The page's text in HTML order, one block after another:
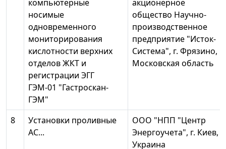
компьютерные
носимые
одновременного
мониторирования
кислотности верхних
отделов ЖКТ и
регистрации ЭГГ
ГЭМ-01 "Гастроскан-
ГЭМ"
акционерное
общество Научно-
производственное
предприятие "Исток-
Система", г. Фрязино,
Московская область
8
Установки проливные
АС...
ООО "НПП "Центр
Энергоучета", г. Киев,
Украина